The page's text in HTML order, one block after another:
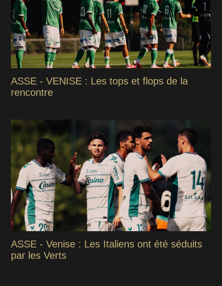
ASSE - VENISE : Les tops et flops de la
rencontre
ASSE - Venise : Les Italiens ont été séduits
par les Verts